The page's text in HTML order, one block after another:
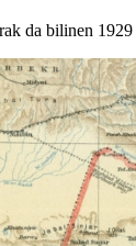
da bilinen